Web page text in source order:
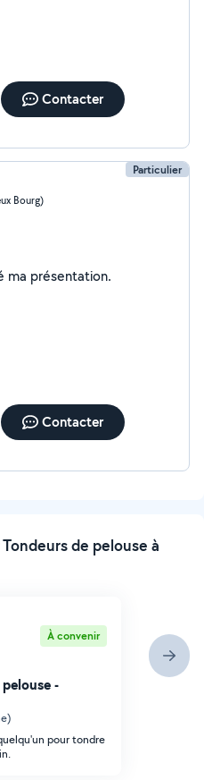
Contacter
Particulier
Bourg)
Je n'ai pas encore renseigné ma présentation.
Contacter
de pelouse à
À convenir
-
pour tondre